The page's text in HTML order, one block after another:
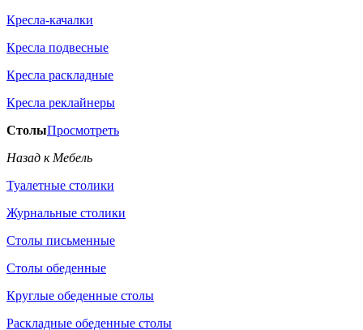
Кресла-качалки
Кресла подвесные
Кресла раскладные
Кресла реклайнеры
СтолыПросмотреть
Назад к Мебель
Туалетные столики
Журнальные столики
Столы письменные
Столы обеденные
Круглые обеденные столы
Раскладные обеденные столы